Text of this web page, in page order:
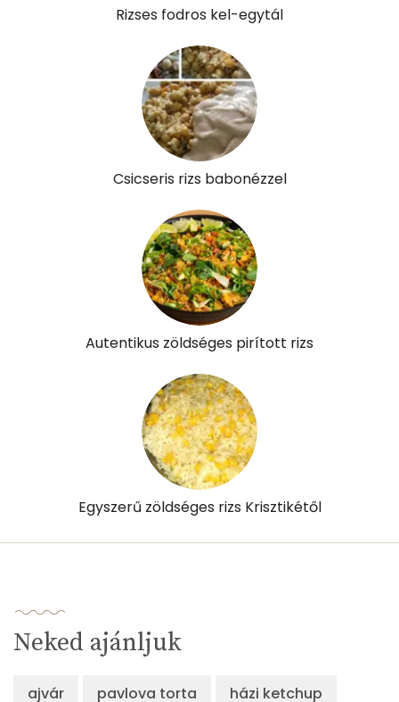
Rizses fodros kel-egytál
Csicseris rizs babonézzel
Autentikus zöldséges pirított rizs
Egyszerű zöldséges rizs Krisztikétől
Neked ajánljuk
ajvár pavlova torta házi ketchup